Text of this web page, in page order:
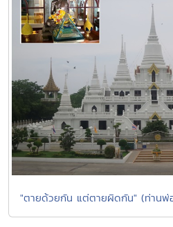
"ตายด้วยกัน แต่ตายผิดกัน" (ท่านพ่